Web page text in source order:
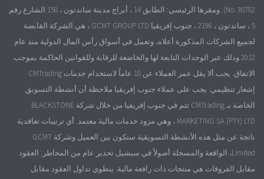
No. 38782). ومقرها الرئيسي: الطابق 14 ، أبراج مدينة ساندتون ، 158 الشارع رقم
5 ، ساندتون ، 2196 ، جنوب إفريقيا GCMT GROUP LTD ، هي الشركة القابضة
لجميع الشركات المذكورة أعلاه، وتعمل في أسواق رأس المال الدولية منذ عام
2012 وذلك عبر الوحدات التابعة لها والخاضعة للرقابة وللقوانين الحاكمة بموجب
الاتفاق. يجب ألا يقل عمر العملاء عن 18 عاماً لاستخدام خدمات CMTrading
إشعار تنظيمي: يجب على عملاء جنوب إفريقيا ملاحظة أن أنشطة التسويق
الخاصة بـ CMTrading تتم في جنوب إفريقيا من خلال شركة BLACKSTONE
MARKETING SA (PTY) LTD ، وهي مزود خدمات مالية معتمد. أي ترتيبات تعاقدية
ناتجة عن مثل هذه الأنشطة التسويقية ستكون بين العميل وشركة GCMT
Limited، الواقعة والمسجلة أصولاً في سيشيل تحذير عام من المخاطر: العقود
مقابل الفروقات هي منتجات ذات رافعة مالية. ينطوي تداول العقود مقابل